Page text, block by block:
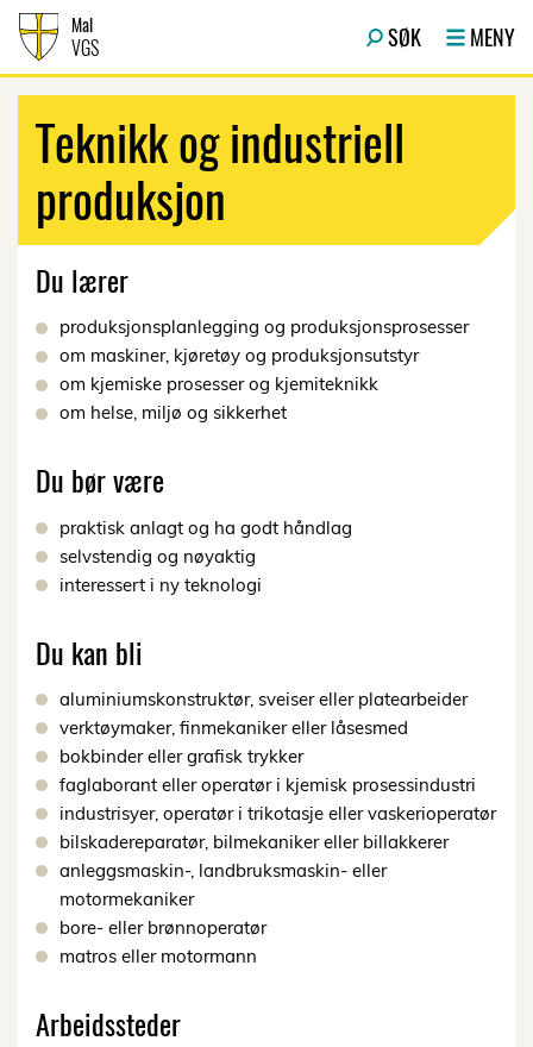
Mal
VGS SØK MENY
Teknikk og industriell
produksjon
Du lærer
produksjonsplanlegging og produksjonsprosesser
om maskiner, kjøretøy og produksjonsutstyr
om kjemiske prosesser og kjemiteknikk
om helse, miljø og sikkerhet
Du bør være
praktisk anlagt og ha godt håndlag
selvstendig og nøyaktig
interessert i ny teknologi
Du kan bli
aluminiumskonstruktør, sveiser eller platearbeider
verktøymaker, finmekaniker eller låsesmed
bokbinder eller grafisk trykker
faglaborant eller operatør i kjemisk prosessindustri
industrisyer, operatør i trikotasje eller vaskerioperatør
bilskadereparatør, bilmekaniker eller billakkerer
anleggsmaskin-, landbruksmaskin- eller
motormekaniker
bore- eller brønnoperatør
matros eller motormann
Arbeidssteder